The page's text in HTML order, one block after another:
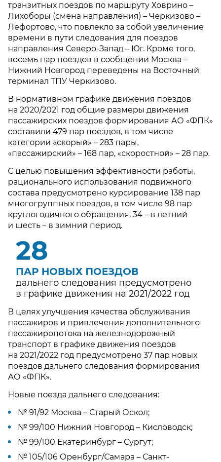
транзитных поездов по маршруту Ховрино –
Лихоборы (смена направления) – Черкизово –
Лефортово, что повлекло за собой увеличение
времени в пути следования для поездов
направления Северо-Запад – Юг. Кроме того,
восемь пар поездов в сообщении Москва –
Нижний Новгород переведены на Восточный
терминал ТПУ Черкизово.
В нормативном графике движения поездов
на 2020/2021 год общие размеры движения
пассажирских поездов формирования АО «ФПК»
составили 479 пар поездов, в том числе
категории «скорый» – 283 пары,
«пассажирский» – 168 пар, «скоростной» – 28 пар.
С целью повышения эффективности работы,
рационального использования подвижного
состава предусмотрено курсирование 138 пар
многогруппных поездов, в том числе 98 пар
круглогодичного обращения, 34 – в летний
и шесть – в зимний период.
30
ПАР НОВЫХ ПОЕЗДОВ
дальнего следования предусмотрено
в графике движения на 2021/2022 год
В целях улучшения качества обслуживания
пассажиров и привлечения дополнительного
пассажиропотока на железнодорожный
транспорт в графике движения поездов
на 2021/2022 год предусмотрено 37 пар новых
поездов дальнего следования формирования
АО «ФПК».
Новые поезда дальнего следования:
№ 91/92 Москва – Старый Оскол;
№ 99/100 Нижний Новгород – Кисловодск;
№ 99/100 Екатеринбург – Сургут;
№ 105/106 Оренбург/Самара – Санкт-